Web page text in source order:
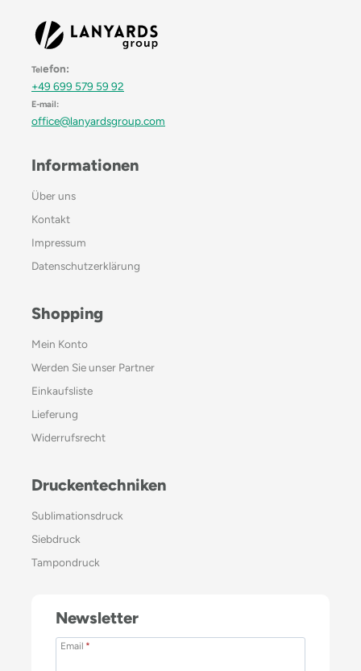
Telefon:
+49 699 579 59 92
E-mail:
office@lanyardsgroup.com
Informationen
Über uns
Kontakt
Impressum
Datenschutzerklärung
Shopping
Mein Konto
Werden Sie unser Partner
Einkaufsliste
Lieferung
Widerrufsrecht
Druckentechniken
Sublimationsdruck
Siebdruck
Tampondruck
Newsletter
Email *